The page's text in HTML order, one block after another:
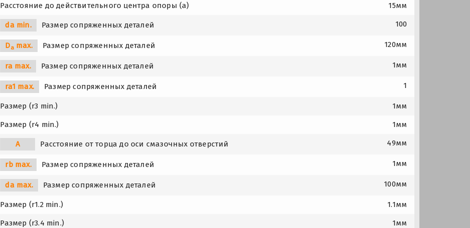
Расстояние до действительного центра опоры (a) 15мм
da min. Размер сопряженных деталей 100
Damax. Размер сопряженных деталей 120мм
ra max. Размер сопряженных деталей 1мм
ra1 max. Размер сопряженных деталей 1
Размер (r3 min.) 1мм
Размер (r4 min.) 1мм
A Расстояние от торца до оси смазочных отверстий 49мм
rb max. Размер сопряженных деталей 1мм
da max. Размер сопряженных деталей 100мм
Размер (r1.2 min.) 1.1мм
Размер (r3.4 min.) 1мм